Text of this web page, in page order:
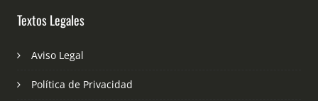
Textos Legales
Aviso Legal
Política de Privacidad